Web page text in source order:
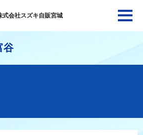
式会社スズキ自販宮城
谷